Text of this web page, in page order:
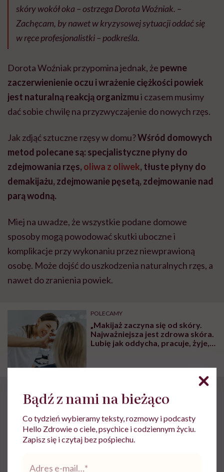
skóry wokół oka – ostrzega Dorota Woźniak. –
Zachęcam, by nawet w kryzysowej sytuacji oddać się
w ręce profesjonalistki– podkreśla.
Dorota Woźniak przypomina jednak, że pewne
zaczerwienienie oczu i wrażenie ciężkości powiek
jest naturalną reakcją organizmui czasem musimy
dać sobie chwilę na przyzwyczajenie do nowych rzęs.
Jak zdjąć sztuczne rzęsy w domu?Wśród domowych
metod polecane są: specjalistyczne płyny do
zdejmowania rzęs, oliwa z oliwek, tłuste płyny do
demakijażu, zdejmowanie pęsetą, zdejmowanie nad
parą wodną.
Miej na uwadze, że wszystkie podane domowe
sposoby mogą powodować skutki uboczne i
komplikacje przy wykonaniu przez niewprawioną
osobę. Może dojść do uszkodzenia naturalnych rzęs, a
nawet do zranienia powiek.
POLECAMY
„Makijaż zaczyna się od skóry.
Najważniejsza jest zdrowa skóra.
Lubię jak oddycha, pracuje, żyje,
Drzymulska, charakteryzatorka i
Uczulenie na klej do
rzęs – objawy
alergia na klej. Podobnie jak inne alergie, może pojawić
Bądź z nami na bieżąco
Co tydzień wybieramy teksty, rozmowy i podcasty
Hello Zdrowie o ciele, psychice i codziennym życiu.
Zapisz się i czytaj bez pośpiechu.